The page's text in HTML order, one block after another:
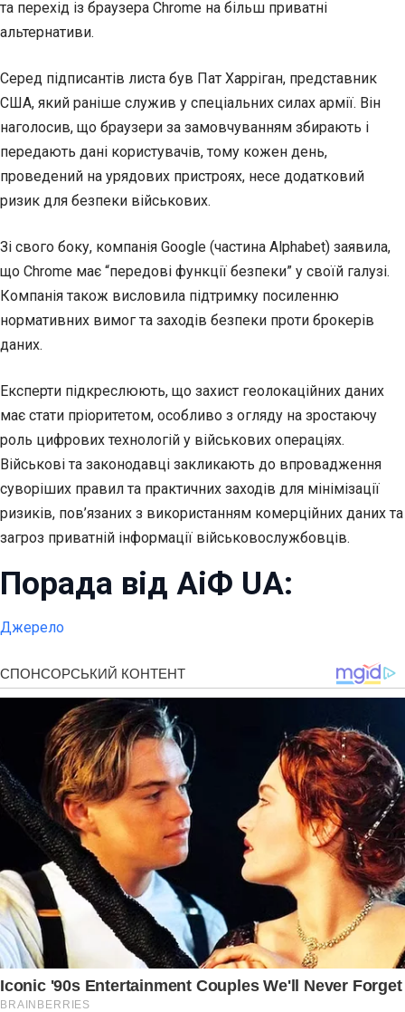
та перехід із браузера Chrome на більш приватні
альтернативи.
Серед підписантів листа був Пат Харріган, представник
США, який раніше служив у спеціальних силах армії. Він
наголосив, що браузери за замовчуванням збирають і
передають дані користувачів, тому кожен день,
проведений на урядових пристроях, несе додатковий
ризик для безпеки військових.
Зі свого боку, компанія Google (частина Alphabet) заявила,
що Chrome має “передові функції безпеки” у своїй галузі.
Компанія також висловила підтримку посиленню
нормативних вимог та заходів безпеки проти брокерів
даних.
Експерти підкреслюють, що захист геолокаційних даних
має стати пріоритетом, особливо з огляду на зростаючу
роль цифрових технологій у військових операціях.
Військові та законодавці закликають до впровадження
суворіших правил та практичних заходів для мінімізації
ризиків, пов’язаних з використанням комерційних даних та
загроз приватній інформації військовослужбовців.
Порада від АіФ UA:
Джерело